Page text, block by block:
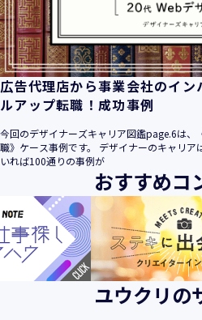
なったサービスの内容、ご利用
用内容及びご利用履歴に関する情
【個人情報の取得・収集について
当社は、以下の方法により、個
ます。
当社サービスにおいて、自ら入
取得・収集させていただきます。
・電子メール、郵便、書面、電
させていただく方法
当社に対し、電子メール、郵便
て、ご提供いただいた個人情報
いただきます。
・当社等へアクセスされた際に
広告代理店から事業会社のイ
ルアップ転職！成功事例
今回のデザイナーズキャリア図鑑page.6は、
職》ケース事例です。 デザイナーのキャリ
いれば100通りの事例が
おすすめコ
ユウクリの